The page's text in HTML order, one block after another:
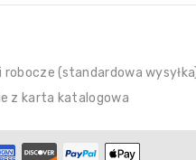
robocze (standardowa
z karta katalogowa